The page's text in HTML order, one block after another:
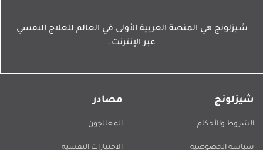
شيزلونج هي المنصة العربية الأولى في العالم للعلاج النفسي
عبر الإنترنت.
شيزلونج
الشروط والأحكام
سياسة الخصوصية
مصادر
المعالجون
الاختبارات النفسية